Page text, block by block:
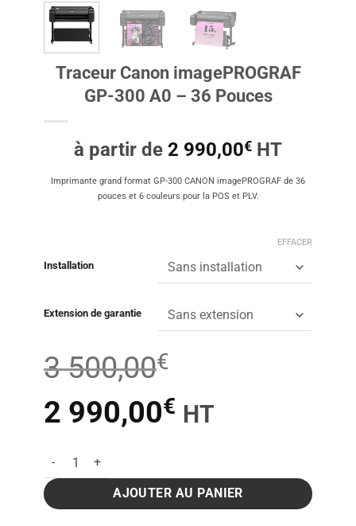
Traceur Canon imagePROGRAF
GP-300 A0 – 36 Pouces
à partir de 2 990,00€ HT
Imprimante grand format GP-300 CANON imagePROGRAF de 36
pouces et 6 couleurs pour la POS et PLV.
Installation
Extension de garantie
EFFACER
3 500,00€
Le
prix
initial
2 990,00€ Le
actuel
HT
quantité de Traceur Canon imagePROGRAF GP-300 A0 - 36
AJOUTER AU PANIER